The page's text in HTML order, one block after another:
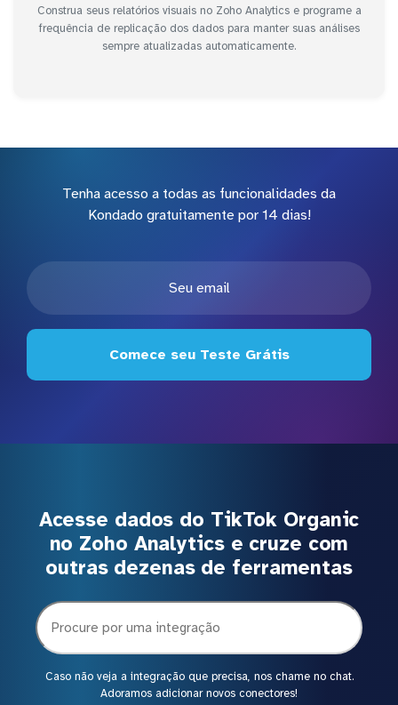
Construa seus relatórios visuais no Zoho Analytics e programe a
frequência de replicação dos dados para manter suas análises
sempre atualizadas automaticamente.
Tenha acesso a todas as funcionalidades da
Kondado gratuitamente por 14 dias!
Comece seu Teste Grátis
Acesse dados do TikTok Organic
no Zoho Analytics e cruze com
outras dezenas de ferramentas
Caso não veja a integração que precisa, nos chame no chat.
Adoramos adicionar novos conectores!